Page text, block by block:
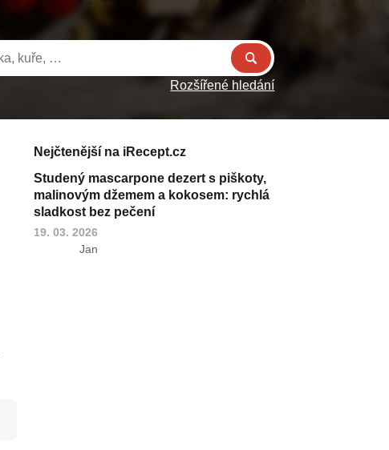
Rozšířené hledání
Nejčtenější na iRecept.cz
Studený mascarpone dezert s piškoty,
malinovým džemem a kokosem: rychlá
sladkost bez pečení
19. 03. 2026
Jan